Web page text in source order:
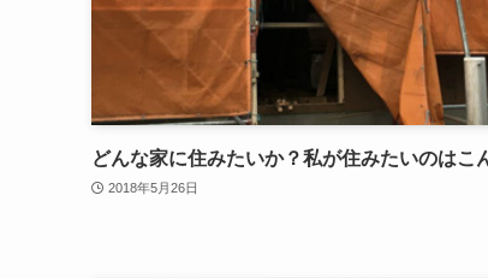
どんな家に住みたいか？私が住みたいのはこ
2018年5月26日